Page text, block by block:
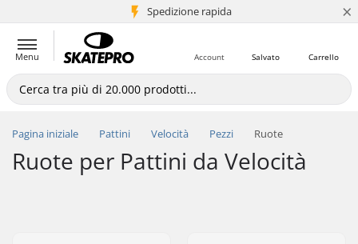
Spedizione rapida
+5 mln di clienti ×
Menu Carrello
Salvato
Account
Pagina iniziale Pattini Velocità Pezzi Ruote
Ruote per Pattini da Velocità